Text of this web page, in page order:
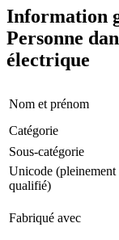
Information
Personne
électrique
Nom et prénom
Catégorie
Sous-catégorie
Unicode (pleinement
qualifié)
Fabriqué avec